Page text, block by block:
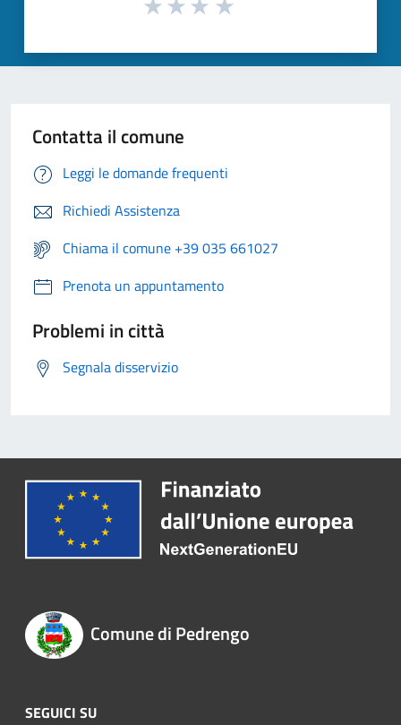
Contatta il comune
Leggi le domande frequenti
Richiedi Assistenza
Chiama il comune +39 035 661027
Prenota un appuntamento
Problemi in città
Segnala disservizio
Comune di Pedrengo
SEGUICI SU